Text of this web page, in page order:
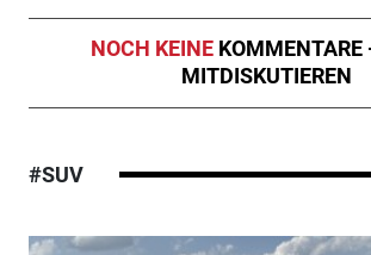
NOCH KEINE KOMMENTARE
MITDISKUTIEREN
#SUV